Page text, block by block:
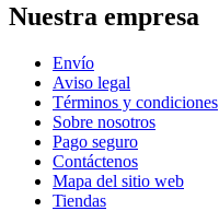
Nuestra empresa
Envío
Aviso legal
Términos y condiciones
Sobre nosotros
Pago seguro
Contáctenos
Mapa del sitio web
Tiendas